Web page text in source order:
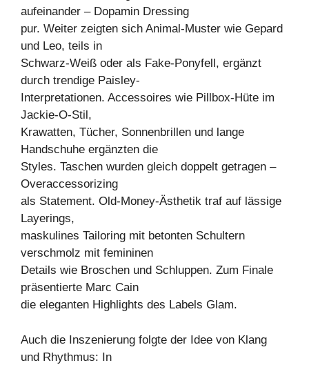
aufeinander – Dopamin Dressing
pur. Weiter zeigten sich Animal-Muster wie Gepard
und Leo, teils in
Schwarz-Weiß oder als Fake-Ponyfell, ergänzt
durch trendige Paisley-
Interpretationen. Accessoires wie Pillbox-Hüte im
Jackie-O-Stil,
Krawatten, Tücher, Sonnenbrillen und lange
Handschuhe ergänzten die
Styles. Taschen wurden gleich doppelt getragen –
Overaccessorizing
als Statement. Old-Money-Ästhetik traf auf lässige
Layerings,
maskulines Tailoring mit betonten Schultern
verschmolz mit femininen
Details wie Broschen und Schluppen. Zum Finale
präsentierte Marc Cain
die eleganten Highlights des Labels Glam.
Auch die Inszenierung folgte der Idee von Klang
und Rhythmus: In